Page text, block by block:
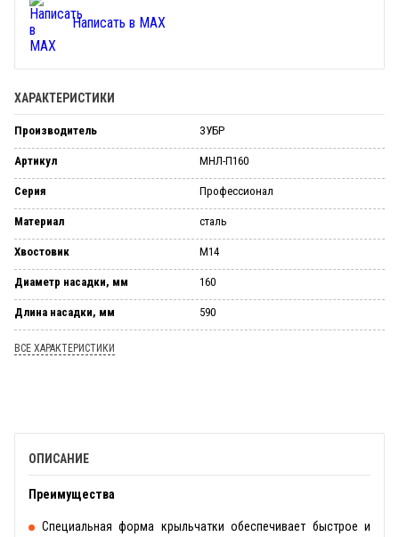
Написать в MAX
ХАРАКТЕРИСТИКИ
Производитель ЗУБР
Артикул МНЛ-П160
Серия Профессионал
Материал сталь
Хвостовик М14
Диаметр насадки, мм 160
Длина насадки, мм 590
ВСЕ ХАРАКТЕРИСТИКИ
ОПИСАНИЕ
Преимущества
Специальная форма крыльчатки обеспечивает быстрое и